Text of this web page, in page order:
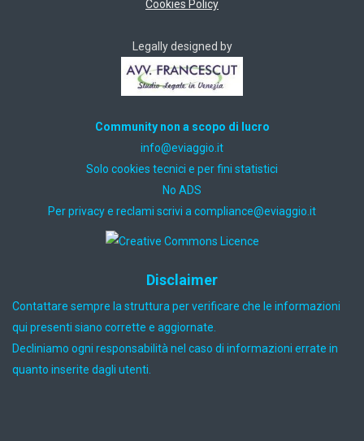
Cookies Policy
Legally designed by
Community non a scopo di lucro
ti.oiggaive@ofni
Solo cookies tecnici e per fini statistici
No ADS
Per privacy e reclami scrivi a ti.oiggaive@ecnailpmoc
Disclaimer
Contattare sempre la struttura per verificare che le informazioni
qui presenti siano corrette e aggiornate.
Decliniamo ogni responsabilità nel caso di informazioni errate in
quanto inserite dagli utenti.